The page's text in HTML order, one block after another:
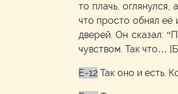
то плачь,
что просто обнял её
дверей. Он сказал:
чувством. Так что…
E-12 Так оно и есть.